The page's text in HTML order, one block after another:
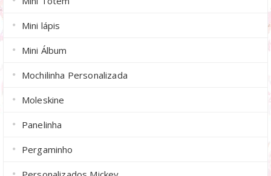
Mini lápis
Mini Álbum
Mochilinha Personalizada
Moleskine
Panelinha
Pergaminho